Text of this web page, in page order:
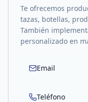
Te ofrecemos
tazas, botellas,
También
personalizado en
Email
Teléfono